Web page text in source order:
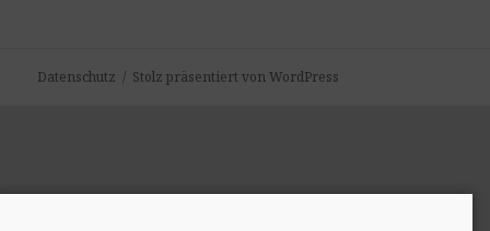
Datenschutz Stolz präsentiert von WordPress